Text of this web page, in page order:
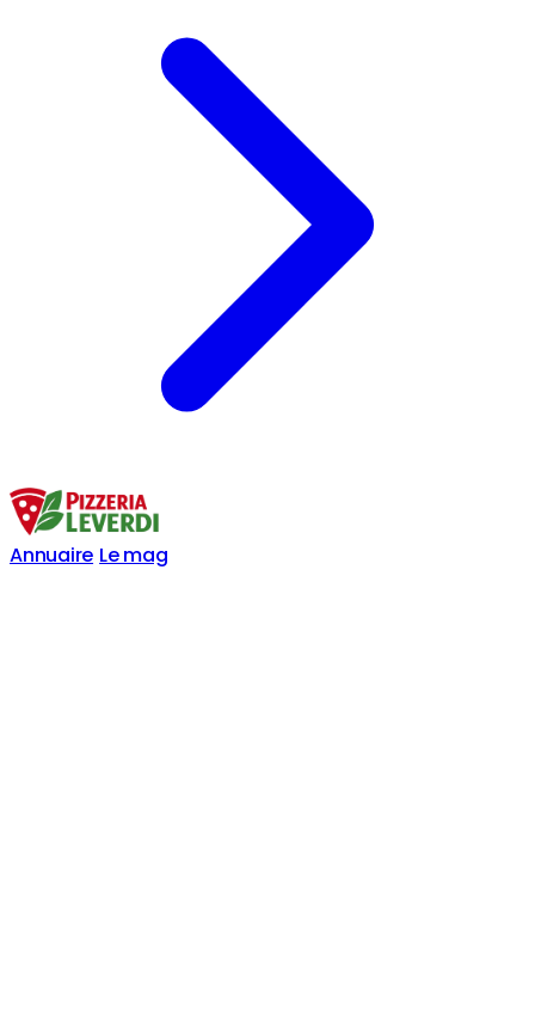
Annuaire Le mag